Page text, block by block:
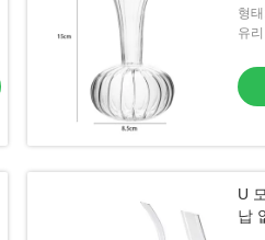
형
유
U
납